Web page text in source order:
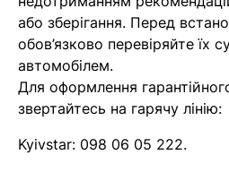
Помилка:
знайдена.
або зберігання. Перед
обов’язково перевіряйте їх
автомобілем.
Для оформлення
звертайтесь на гарячу лінію:
Kyivstar: 098 06 05 222.